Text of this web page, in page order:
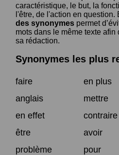
caractéristique, le but, la
l'être, de l'action en question.
des synonymes permet
mots dans le même texte afin
sa rédaction.
Synonymes les plus
faire
en plus
anglais
mettre
en effet
contraire
être
avoir
problème
pour